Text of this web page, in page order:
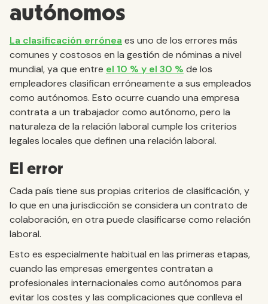
autónomos
La clasificación errónea es uno de los errores más
comunes y costosos en la gestión de nóminas a nivel
mundial, ya que entre el 10 % y el 30 % de los
empleadores clasifican erróneamente a sus empleados
como autónomos. Esto ocurre cuando una empresa
contrata a un trabajador como autónomo, pero la
naturaleza de la relación laboral cumple los criterios
legales locales que definen una relación laboral.
El error
Cada país tiene sus propias criterios de clasificación, y
lo que en una jurisdicción se considera un contrato de
colaboración, en otra puede clasificarse como relación
laboral.
Esto es especialmente habitual en las primeras etapas,
cuando las empresas emergentes contratan a
profesionales internacionales como autónomos para
evitar los costes y las complicaciones que conlleva el